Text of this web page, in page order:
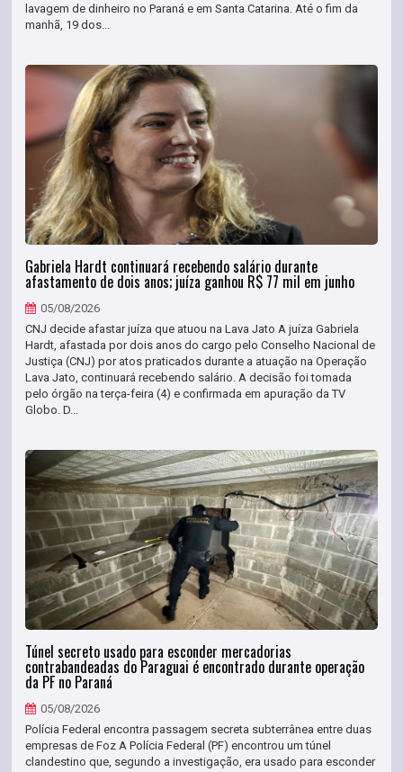
lavagem de dinheiro no Paraná e em Santa Catarina. Até o fim da
manhã, 19 dos...
Gabriela Hardt continuará recebendo salário durante
afastamento de dois anos; juíza ganhou R$ 77 mil em junho
05/08/2026
CNJ decide afastar juíza que atuou na Lava Jato A juíza Gabriela
Hardt, afastada por dois anos do cargo pelo Conselho Nacional de
Justiça (CNJ) por atos praticados durante a atuação na Operação
Lava Jato, continuará recebendo salário. A decisão foi tomada
pelo órgão na terça-feira (4) e confirmada em apuração da TV
Globo. D...
Túnel secreto usado para esconder mercadorias
contrabandeadas do Paraguai é encontrado durante operação
da PF no Paraná
05/08/2026
Polícia Federal encontra passagem secreta subterrânea entre duas
empresas de Foz A Polícia Federal (PF) encontrou um túnel
clandestino que, segundo a investigação, era usado para esconder